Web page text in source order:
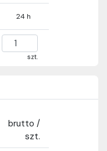
24 h
szt.
brutto /
szt.